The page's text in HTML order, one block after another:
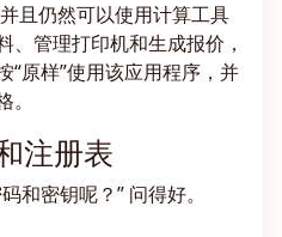
且仍然可以使用计算工具
、管理打印机和生成报价，
“原样”使用该应用程序，并
注册表
和密钥呢？” 问得好。